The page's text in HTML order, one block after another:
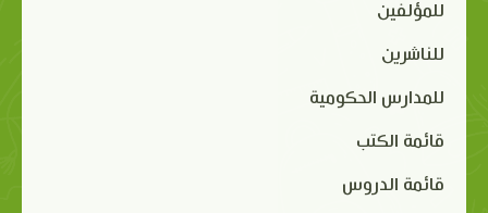
للمؤلفين
للناشرين
للمدارس الحكومية
قائمة الكتب
قائمة الدروس